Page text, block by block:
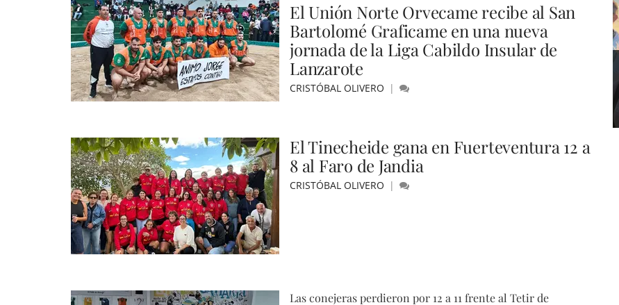
El Unión Norte Orvecame recibe al San
Bartolomé Graficame en una nueva
jornada de la Liga Cabildo Insular de
Lanzarote
CRISTÓBAL OLIVERO
El Tinecheide gana en Fuerteventura 12 a
8 al Faro de Jandia
CRISTÓBAL OLIVERO
Las conejeras perdieron por 12 a 11 frente al Tetir de